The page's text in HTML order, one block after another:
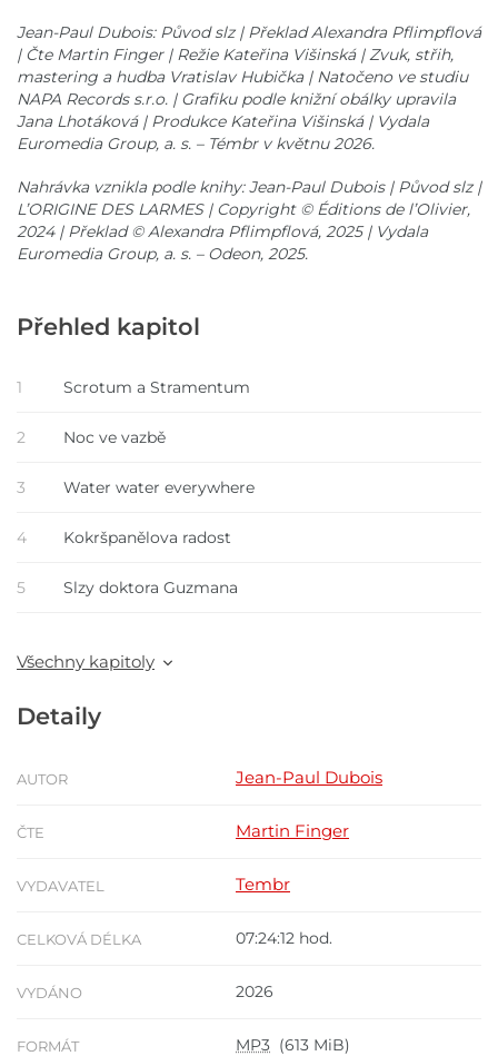
Jean-Paul Dubois: Původ slz | Překlad Alexandra Pflimpflová
| Čte Martin Finger | Režie Kateřina Višinská | Zvuk, střih,
mastering a hudba Vratislav Hubička | Natočeno ve studiu
NAPA Records s.r.o. | Grafiku podle knižní obálky upravila
Jana Lhotáková | Produkce Kateřina Višinská | Vydala
Euromedia Group, a. s. – Témbr v květnu 2026.
Nahrávka vznikla podle knihy: Jean-Paul Dubois | Původ slz |
L’ORIGINE DES LARMES | Copyright © Éditions de l’Olivier,
2024 | Překlad © Alexandra Pflimpflová, 2025 | Vydala
Euromedia Group, a. s. – Odeon, 2025.
Přehled kapitol
1 Scrotum a Stramentum
2 Noc ve vazbě
3 Water water everywhere
4 Kokršpanělova radost
5 Slzy doktora Guzmana
Všechny kapitoly
Detaily
AUTOR Jean-Paul Dubois
ČTE Martin Finger
VYDAVATEL Tembr
CELKOVÁ DÉLKA 07:24:12 hod.
VYDÁNO 2026
FORMÁT MP3 (613 MiB)